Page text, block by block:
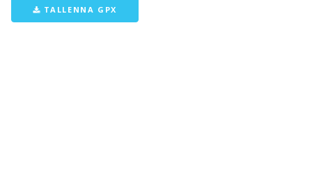
TALLENNA GPX